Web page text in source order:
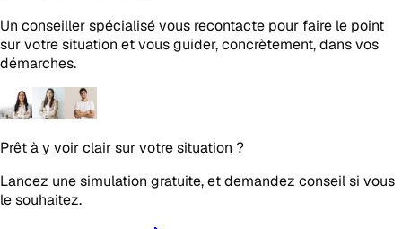
Un conseiller spécialisé vous recontacte pour faire le point
sur votre situation et vous guider, concrètement, dans vos
démarches.
Prêt à y voir clair sur votre situation ?
Lancez une simulation gratuite, et demandez conseil si vous
le souhaitez.